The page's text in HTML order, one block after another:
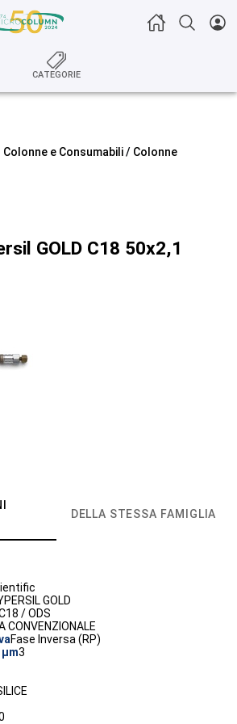
CATEGORIE
Colonne e Consumabili/ Colonne
GOLD C18 50x2,1
DELLA STESSA FAMIGLIA
GOLD
/ ODS
CONVENZIONALE
Fase Inversa (RP)
3